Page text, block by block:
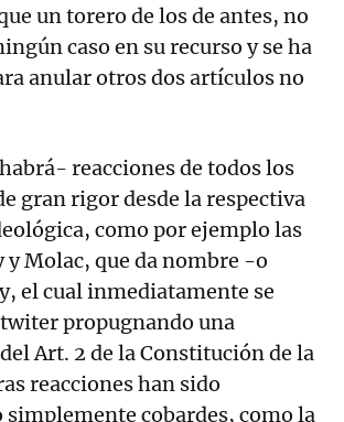
un torero de los de antes, no
caso en su recurso y se ha
anular otros dos artículos no
reacciones de todos los
gran rigor desde la respectiva
como por ejemplo las
y Molac, que da nombre -o
el cual inmediatamente se
propugnando una
Art. 2 de la Constitución de la
reacciones han sido
cobardes, como la